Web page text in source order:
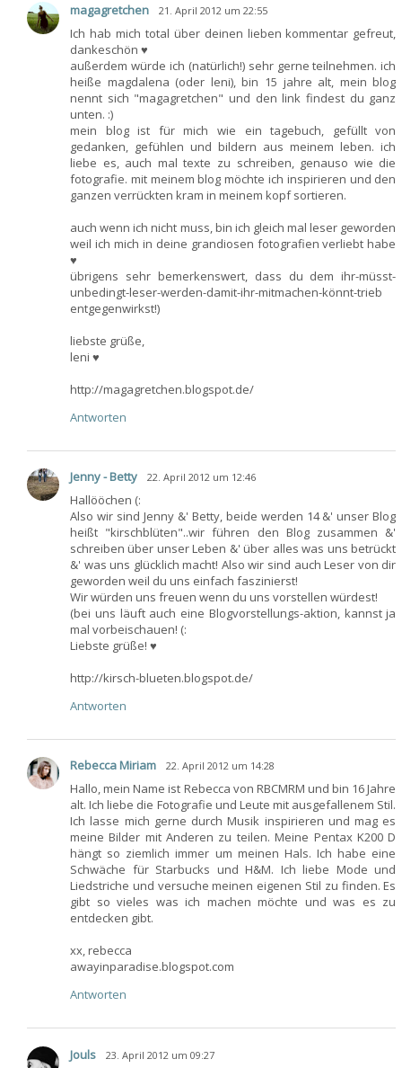
magagretchen 21. April 2012 um 22:55
Ich hab mich total über deinen lieben kommentar gefreut,
dankeschön ♥
außerdem würde ich (natürlich!) sehr gerne teilnehmen. ich
heiße magdalena (oder leni), bin 15 jahre alt, mein blog
nennt sich "magagretchen" und den link findest du ganz
unten. :)
mein blog ist für mich wie ein tagebuch, gefüllt von
gedanken, gefühlen und bildern aus meinem leben. ich
liebe es, auch mal texte zu schreiben, genauso wie die
fotografie. mit meinem blog möchte ich inspirieren und den
ganzen verrückten kram in meinem kopf sortieren.
auch wenn ich nicht muss, bin ich gleich mal leser geworden
weil ich mich in deine grandiosen fotografien verliebt habe
♥
übrigens sehr bemerkenswert, dass du dem ihr-müsst-
unbedingt-leser-werden-damit-ihr-mitmachen-könnt-trieb
entgegenwirkst!)
liebste grüße,
leni ♥
http://magagretchen.blogspot.de/
Antworten
Jenny - Betty 22. April 2012 um 12:46
Hallööchen (:
Also wir sind Jenny &' Betty, beide werden 14 &' unser Blog
heißt "kirschblüten"..wir führen den Blog zusammen &'
schreiben über unser Leben &' über alles was uns betrückt
&' was uns glücklich macht! Also wir sind auch Leser von dir
geworden weil du uns einfach faszinierst!
Wir würden uns freuen wenn du uns vorstellen würdest!
(bei uns läuft auch eine Blogvorstellungs-aktion, kannst ja
mal vorbeischauen! (:
Liebste grüße! ♥
http://kirsch-blueten.blogspot.de/
Antworten
Rebecca Miriam 22. April 2012 um 14:28
Hallo, mein Name ist Rebecca von RBCMRM und bin 16 Jahre
alt. Ich liebe die Fotografie und Leute mit ausgefallenem Stil.
Ich lasse mich gerne durch Musik inspirieren und mag es
meine Bilder mit Anderen zu teilen. Meine Pentax K200 D
hängt so ziemlich immer um meinen Hals. Ich habe eine
Schwäche für Starbucks und H&M. Ich liebe Mode und
Liedstriche und versuche meinen eigenen Stil zu finden. Es
gibt so vieles was ich machen möchte und was es zu
entdecken gibt.
xx, rebecca
awayinparadise.blogspot.com
Antworten
Jouls 23. April 2012 um 09:27